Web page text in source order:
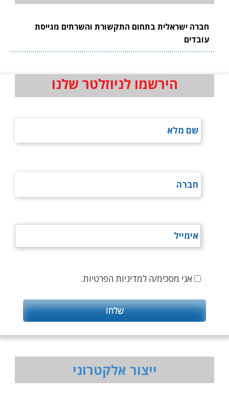
חברה ישראלית בתחום התקשורת והשרתים מגייסת
עובדים
הירשמו לניוזלטר שלנו
אני מסכימ/ה למדיניות הפרטיות.
ייצור אלקטרוני